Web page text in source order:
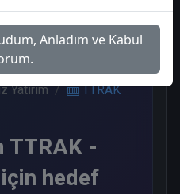
Yatırım
TTRAK
TTRAK -
hedef
Anladım ve Kabul